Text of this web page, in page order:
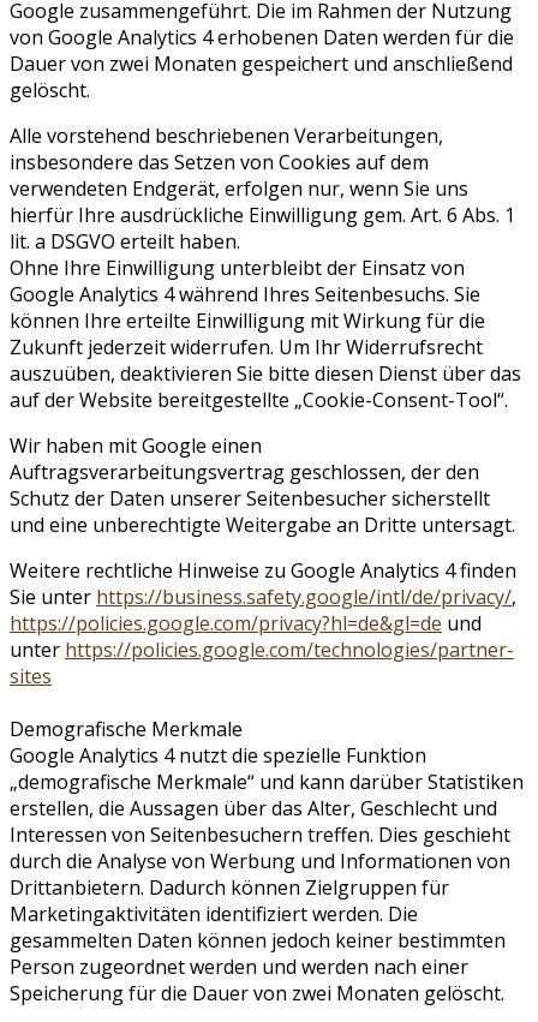
Google zusammengeführt. Die im Rahmen der Nutzung
von Google Analytics 4 erhobenen Daten werden für die
Dauer von zwei Monaten gespeichert und anschließend
gelöscht.
Alle vorstehend beschriebenen Verarbeitungen,
insbesondere das Setzen von Cookies auf dem
verwendeten Endgerät, erfolgen nur, wenn Sie uns
hierfür Ihre ausdrückliche Einwilligung gem. Art. 6 Abs. 1
lit. a DSGVO erteilt haben.
Ohne Ihre Einwilligung unterbleibt der Einsatz von
Google Analytics 4 während Ihres Seitenbesuchs. Sie
können Ihre erteilte Einwilligung mit Wirkung für die
Zukunft jederzeit widerrufen. Um Ihr Widerrufsrecht
auszuüben, deaktivieren Sie bitte diesen Dienst über das
auf der Website bereitgestellte „Cookie-Consent-Tool“.
Wir haben mit Google einen
Auftragsverarbeitungsvertrag geschlossen, der den
Schutz der Daten unserer Seitenbesucher sicherstellt
und eine unberechtigte Weitergabe an Dritte untersagt.
Weitere rechtliche Hinweise zu Google Analytics 4 finden
Sie unter https://business.safety.google/intl/de/privacy/,
https://policies.google.com/privacy?hl=de&gl=de und
unter https://policies.google.com/technologies/partner-
sites
Demografische Merkmale
Google Analytics 4 nutzt die spezielle Funktion
„demografische Merkmale“ und kann darüber Statistiken
erstellen, die Aussagen über das Alter, Geschlecht und
Interessen von Seitenbesuchern treffen. Dies geschieht
durch die Analyse von Werbung und Informationen von
Drittanbietern. Dadurch können Zielgruppen für
Marketingaktivitäten identifiziert werden. Die
gesammelten Daten können jedoch keiner bestimmten
Person zugeordnet werden und werden nach einer
Speicherung für die Dauer von zwei Monaten gelöscht.